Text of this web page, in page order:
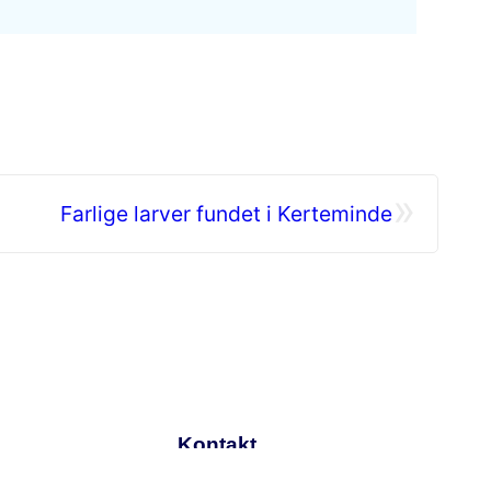
Farlige larver fundet i Kerteminde
Kontakt